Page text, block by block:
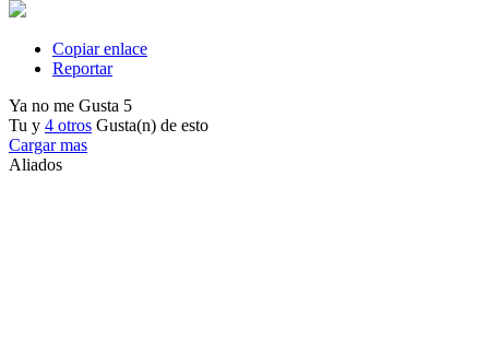
Copiar enlace
Reportar
Ya no me Gusta 5
Tu y 4 otros Gusta(n) de esto
Cargar mas
Aliados